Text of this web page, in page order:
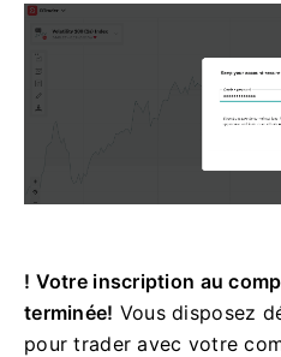
! Votre inscription au
terminée! Vous disposez
pour trader avec votre